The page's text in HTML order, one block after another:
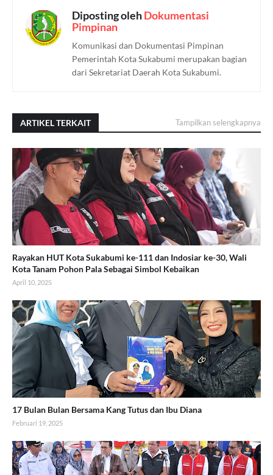
Diposting olehDokumentasi
Pimpinan
Komunikasi dan Dokumentasi Pimpinan
Pemerintah Kota Sukabumi merupakan bagian
dari Sekretariat Daerah Kota Sukabumi.
ARTIKEL TERKAIT Tampilkan selengkapnya
Rayakan HUT Kota Sukabumi ke-111 dan Indosiar ke-30, Wali
Kota Tanam Pohon Pala Sebagai Simbol Kebaikan
April 10, 2025
17 Bulan Bulan Bersama Kang Tutus dan Ibu Diana
Februari 19, 2025